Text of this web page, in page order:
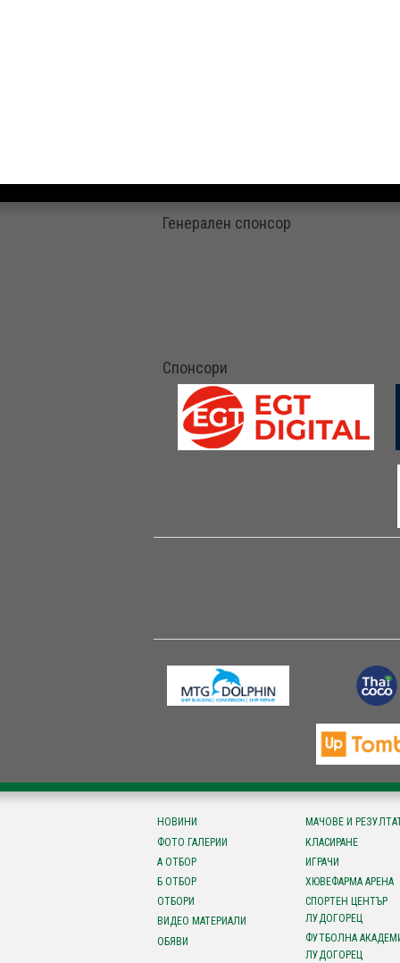
Генерален спонсор
Спонсори
НОВИНИ
ФОТО ГАЛЕРИИ
А ОТБОР
Б ОТБОР
ОТБОРИ
ВИДЕО МАТЕРИАЛИ
ОБЯВИ
МАЧОВЕ И
КЛАСИРАНЕ
ИГРАЧИ
ХЮВЕФАРМА АРЕНА
СПОРТЕН ЦЕНТЪР
ЛУДОГОРЕЦ
ФУТБОЛНА
ЛУДОГОРЕЦ